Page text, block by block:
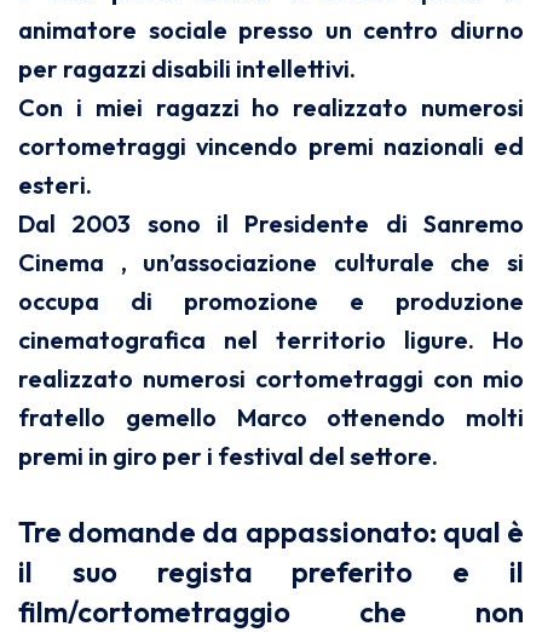
animatore sociale presso un centro diurno
per ragazzi disabili intellettivi.
Con i miei ragazzi ho realizzato numerosi
cortometraggi vincendo premi nazionali ed
esteri.
Dal 2003 sono il Presidente di Sanremo
Cinema , un’associazione culturale che si
occupa di promozione e produzione
cinematografica nel territorio ligure. Ho
realizzato numerosi cortometraggi con mio
fratello gemello Marco ottenendo molti
premi in giro per i festival del settore.
Tre domande da appassionato: qual è
il suo regista preferito e il
film/cortometraggio che non